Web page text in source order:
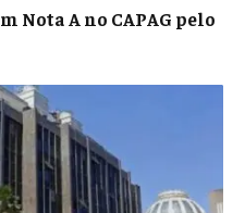
Nota A no CAPAG pelo